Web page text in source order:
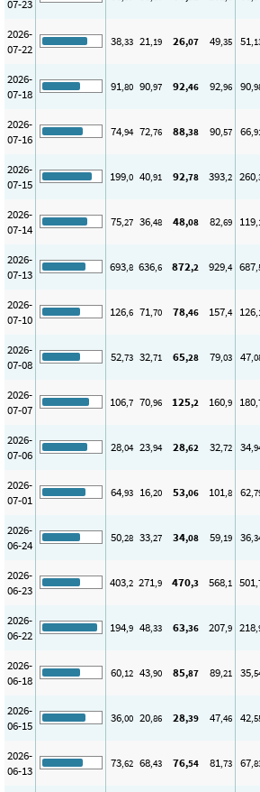
07-23
2026-
07-22
38,33 21,19 26,07 49,35 51
2026-
07-18
91,80 90,97 92,46 92,96 90
2026-
07-16
74,94 72,76 88,38 90,57 66
2026-
07-15
199,0 40,91 92,78 393,2 260
2026-
07-14
75,27 36,48 48,08 82,69 119
2026-
07-13
693,8 636,6 872,2 929,4 687
2026-
07-10
126,6 71,70 78,46 157,4 126
2026-
07-08
52,73 32,71 65,28 79,03 47
2026-
07-07
106,7 70,96 125,2 160,9 180
2026-
07-06
28,04 23,94 28,62 32,72 34
2026-
07-01
64,93 16,20 53,06 101,8 62
2026-
06-24
50,28 33,27 34,08 59,19 36
2026-
06-23
403,2 271,9 470,3 568,1 501
2026-
06-22
194,9 48,33 63,36 207,9 218
2026-
06-18
60,12 43,90 85,87 89,21 35
2026-
06-15
36,00 20,86 28,39 47,46 42
2026-
06-13
73,62 68,43 76,54 81,73 67